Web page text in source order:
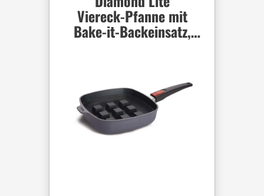
Viereck-Pfanne mit
Bake-it-Backeinsatz,
viereckig, 24 x 24 cm